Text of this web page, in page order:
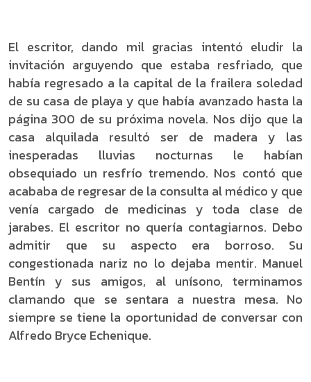
El escritor, dando mil gracias intentó eludir la
invitación arguyendo que estaba resfriado, que
había regresado a la capital de la frailera soledad
de su casa de playa y que había avanzado hasta la
página 300 de su próxima novela. Nos dijo que la
casa alquilada resultó ser de madera y las
inesperadas lluvias nocturnas le habían
obsequiado un resfrío tremendo. Nos contó que
acababa de regresar de la consulta al médico y que
venía cargado de medicinas y toda clase de
jarabes. El escritor no quería contagiarnos. Debo
admitir que su aspecto era borroso. Su
congestionada nariz no lo dejaba mentir. Manuel
Bentín y sus amigos, al unísono, terminamos
clamando que se sentara a nuestra mesa. No
siempre se tiene la oportunidad de conversar con
Alfredo Bryce Echenique.